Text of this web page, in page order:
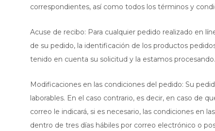
correspondientes, así como todos los términos y
Acuse de recibo: Para cualquier pedido realizado en
de su pedido, la identificación de los productos
tenido en cuenta su solicitud y la estamos
Modificaciones en las condiciones del pedido: Su
laborables. En el caso contrario, es decir, en caso de
correo le indicará, si es necesario, las condiciones en
dentro de tres días hábiles por correo electrónico o